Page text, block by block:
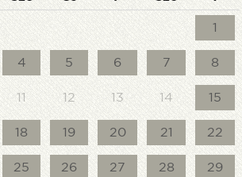
1
4 5 6 7 8
11 12 13 14 15
18 19 20 21 22
25 26 27 28 29